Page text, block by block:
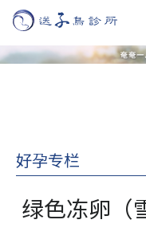
好孕专栏
绿色冻卵（